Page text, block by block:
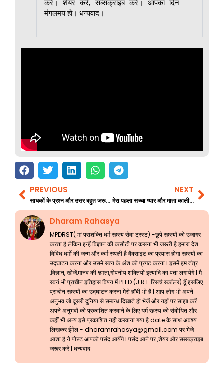
करें। शेयर करें, सब्सक्राइब करें। आपका दिन
मंगलमय हो। धन्यवाद।
Prev
PREVIOUS
साधकों के प्रश्न और उत्तर बहुत जरूरी जानकारी 128
NEXT
मेरा पहला सच्चा प्यार और माता काली की साधना
Dharam Rahasya
MPDRST( मां पराशक्ति धर्म रहस्य सेवा ट्रस्ट) -छुपे रहस्यों को उजागर
करता है लेकिन इन्हें विज्ञान की कसौटी पर कसना भी जरूरी है हमारा देश
विविध धर्मो की जन्म और कर्म स्थली है वैबसाइट का प्रयास होगा रहस्यों का
उद्घाटन करना और उसमे सत्य के अंश को प्रगट करना l इसमें हम तंत्र
,विज्ञान, खोजें,मानव की क्षमता,गोपनीय शक्तियों इत्यादि का पता लगायेंगे l मै
स्वयं भी प्राचीन इतिहास विषय में PH.D (J.R.F रिसर्च स्कॉलर) हूँ इसलिए
प्राचीन रहस्यों का उद्घाटन करना मेरी हॉबी भी है l आप लोग भी अपने
अनुभव जो दूसरी दुनिया से सम्बन्ध दिखाते हो भेजें और यहाँ पर साझा करें
अपने अनुभवों को प्रकाशित करवाने के लिए धर्म रहस्य को संबोधित और
कहीं भी अन्य इसे प्रकाशित नही करवाया गया है date के साथ अवश्य
लिखकर ईमेल - dharamrahasya@gmail.com पर भेजे
आशा है ये पोस्ट आपको पसंद आयेंगे l पसंद आने पर ,शेयर और सब्सक्राइब
जरूर करें l धन्यवाद